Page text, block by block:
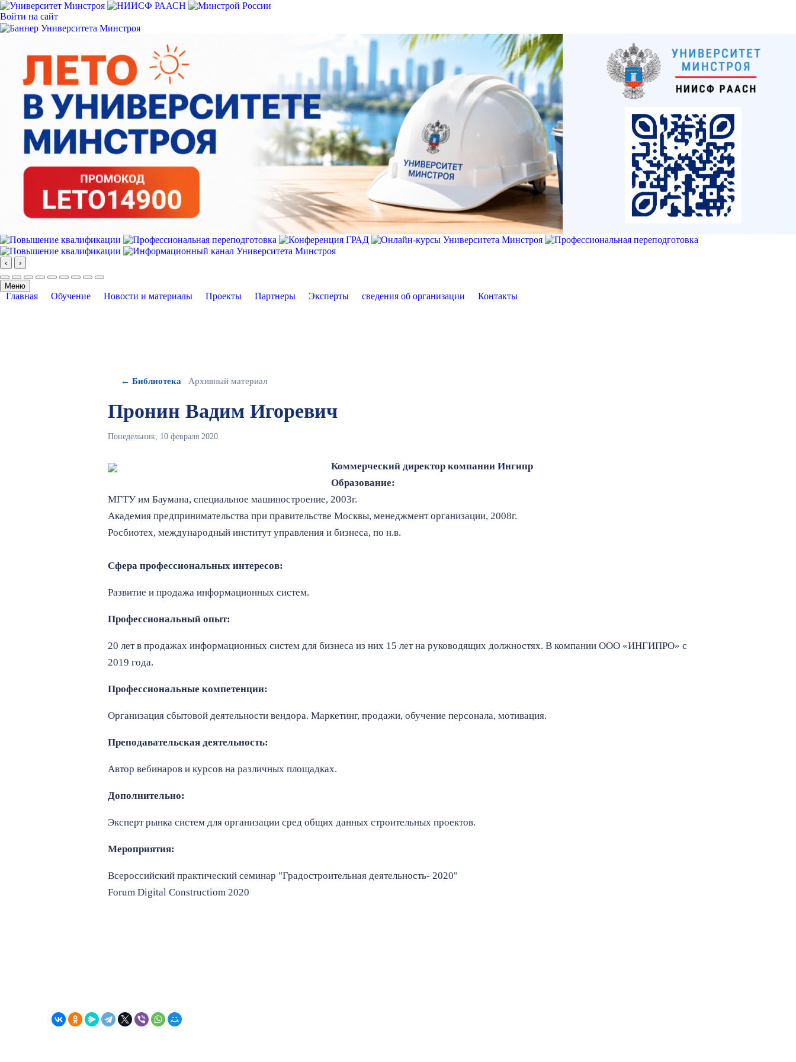
Войти на сайт
‹ ›
Меню
Главная Обучение Новости и материалы Проекты Партнеры Эксперты сведения об организации Контакты
← Библиотека Архивный материал
Пронин Вадим Игоревич
Понедельник, 10 февраля 2020
Коммерческий директор компании Ингипр
Образование:
МГТУ им Баумана, специальное машиностроение, 2003г.
Академия предпринимательства при правительстве Москвы, менеджмент организации, 2008г.
Росбиотех, международный институт управления и бизнеса, по н.в.
Сфера профессиональных интересов:
Развитие и продажа информационных систем.
Профессиональный опыт:
20 лет в продажах информационных систем для бизнеса из них 15 лет на руководящих должностях. В компании ООО «ИНГИПРО» с
2019 года.
Профессиональные компетенции:
Организация сбытовой деятельности вендора. Маркетинг, продажи, обучение персонала, мотивация.
Преподавательская деятельность:
Автор вебинаров и курсов на различных площадках.
Дополнительно:
Эксперт рынка систем для организации сред общих данных строительных проектов.
Мероприятия:
Всероссийский практический семинар "Градостроительная деятельность- 2020"
Forum Digital Constructiom 2020